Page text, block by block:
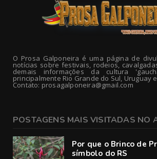
O Prosa Galponeira é uma página de
notícias sobre festivais, rodeios,
demais informações da cultura
principalmente Rio Grande do Sul, Uruguay
Contato: prosagalponeira@gmail.com
POSTAGENS MAIS VISITADAS NO
Por que o Brinco de
símbolo do RS